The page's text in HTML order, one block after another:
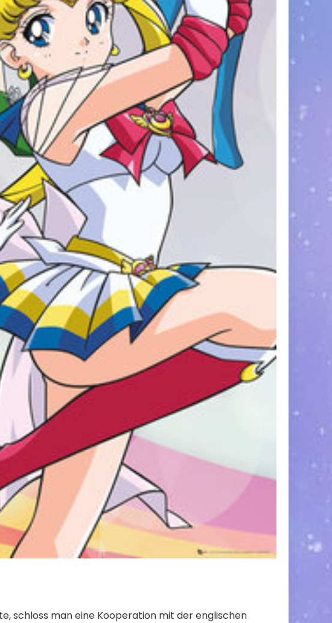
schloss man eine Kooperation mit der englischen